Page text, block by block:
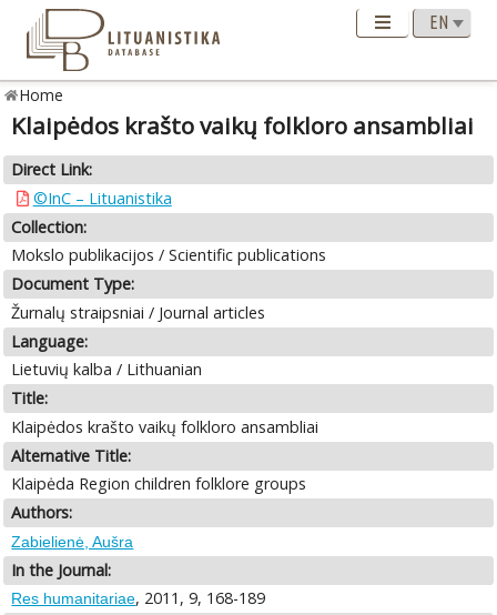
Home
Klaipėdos krašto vaikų folkloro ansambliai
Direct Link:
©InC – Lituanistika
Collection:
Mokslo publikacijos / Scientific publications
Document Type:
Žurnalų straipsniai / Journal articles
Language:
Lietuvių kalba / Lithuanian
Title:
Klaipėdos krašto vaikų folkloro ansambliai
Alternative Title:
Klaipėda Region children folklore groups
Authors:
Zabielienė, Aušra
In the Journal:
Res humanitariae, 2011, 9, 168-189